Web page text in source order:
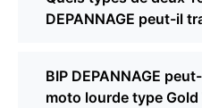
DEPANNAGE peut-il
BIP DEPANNAGE
moto lourde type